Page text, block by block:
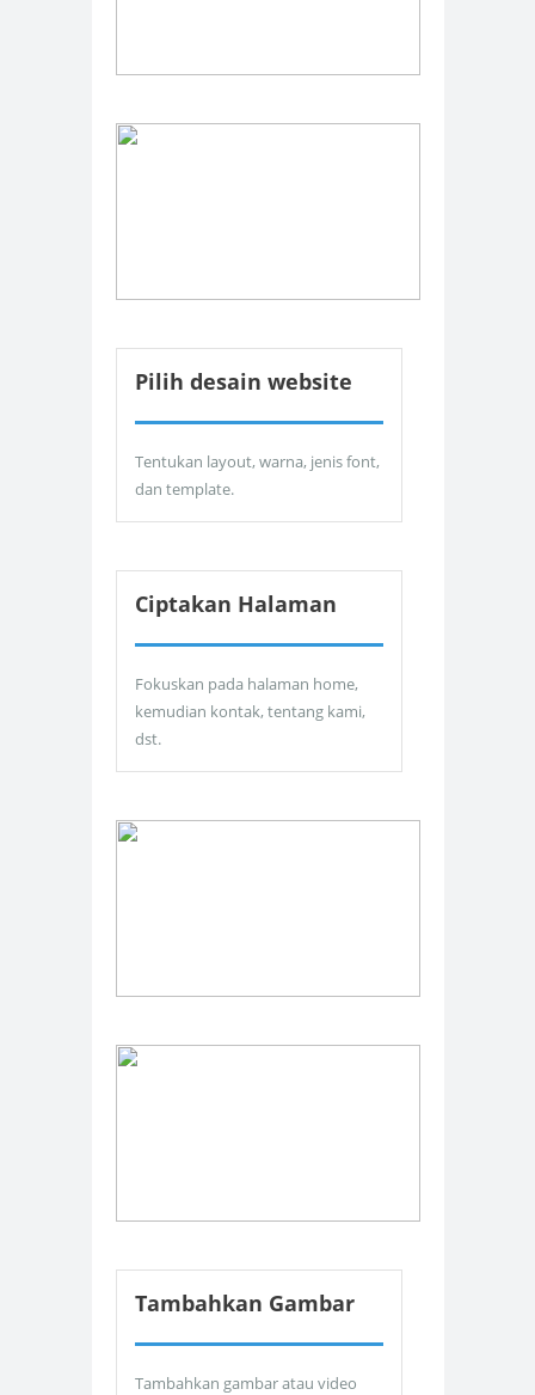
Pilih desain website
Tentukan layout, warna, jenis font,
dan template.
Ciptakan Halaman
Fokuskan pada halaman home,
kemudian kontak, tentang kami,
dst.
Tambahkan Gambar
Tambahkan gambar atau video